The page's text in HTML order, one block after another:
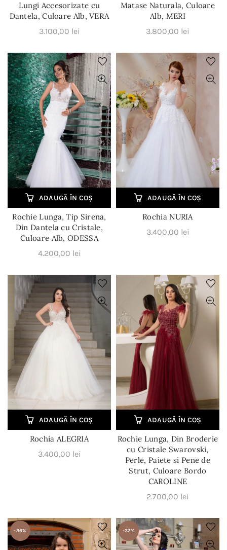
Lungi Accesorizate cu
Dantela, Culoare Alb, VERA
3.100,00 lei
Matase Naturala, Culoare
Alb, MERI
3.800,00 lei
ADAUGĂ ÎN COȘ
Rochie Lunga, Tip Sirena,
Din Dantela cu Cristale,
Culoare Alb, ODESSA
4.200,00 lei
ADAUGĂ ÎN COȘ
Rochia NURIA
3.400,00 lei
ADAUGĂ ÎN COȘ
Rochia ALEGRIA
3.400,00 lei
ADAUGĂ ÎN COȘ
Rochie Lunga, Din Broderie
cu Cristale Swarovski,
Perle, Paiete si Pene de
Strut, Culoare Bordo
CAROLINE
2.700,00 lei
-36% -37%